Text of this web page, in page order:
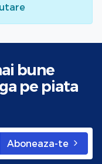
bune
pe piata
Aboneaza-te